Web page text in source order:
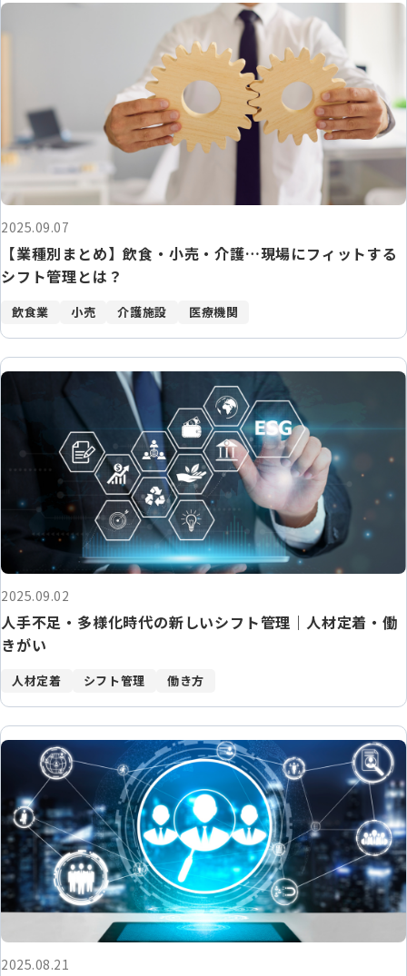
2025.09.07
【業種別まとめ】飲食・小売・介護…現場にフィットする
シフト管理とは？
飲食業 小売 介護施設 医療機関
2025.09.02
人手不足・多様化時代の新しいシフト管理｜人材定着・働
きがい
人材定着 シフト管理 働き方
2025.08.21